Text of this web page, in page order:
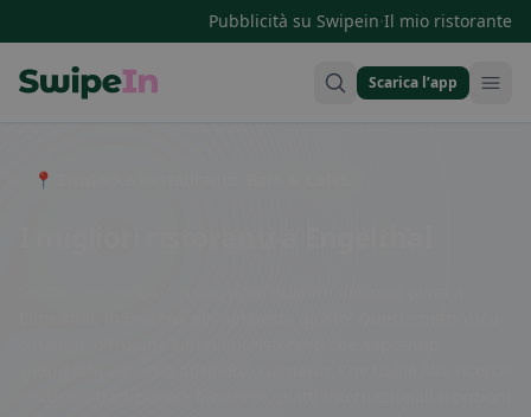
Pubblicità su Swipein·Il mio ristorante
Scarica l’app
📍 Entdecke Restaurants, Bars & Cafés